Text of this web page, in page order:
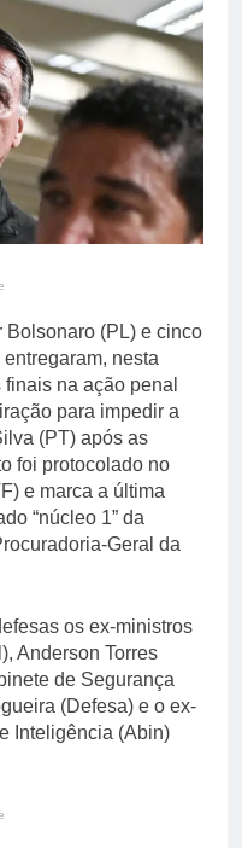
em relatório do
de Estado
em julho: os
mais
do mês
Ago
Bolsonaro (PL) e cinco
nesta
na ação penal
para impedir a
(PT) após as
foi protocolado no
e marca a última
“núcleo 1” da
Geral da
os ex-ministros
Anderson Torres
de Segurança
(Defesa) e o ex-
Inteligência (Abin)